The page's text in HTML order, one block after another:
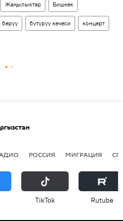
Жаңылыктар Бишкек
бүтүрүү кечеси концерт
РОССИЯ МИГРАЦИЯ
ТikТоk Rutube